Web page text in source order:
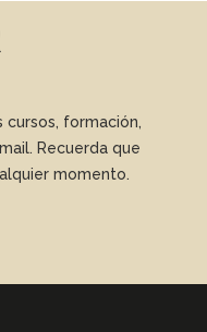
formación,
Recuerda que
momento.